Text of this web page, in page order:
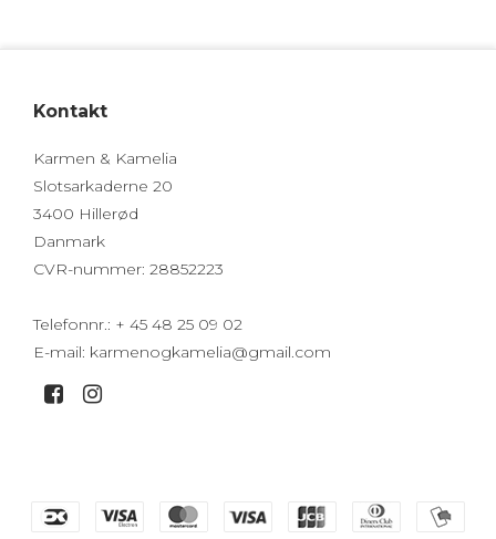
Kontakt
Karmen & Kamelia
Slotsarkaderne 20
3400 Hillerød
Danmark
CVR-nummer: 28852223
Telefonnr.: + 45 48 25 09 02
E-mail: karmenogkamelia@gmail.com